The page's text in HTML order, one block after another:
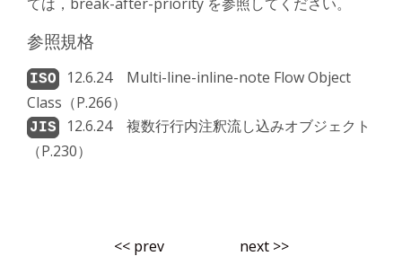
参照規格
12.6.24 Multi-line-inline-note Flow Object
Class（P.266）
12.6.24 複数行行内注釈流し込みオブジェクト
（P.230）
<< prev next >>